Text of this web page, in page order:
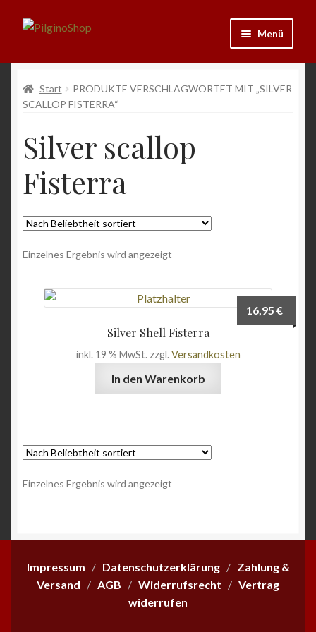
Zur
springen
Zum
springen
Menü
Ausrüstung
Kleidung
Bücher
Schmuck
Andenken
Wein & Öl
Start
PRODUKTE VERSCHLAGWORTET MIT „SILVER
SCALLOP FISTERRA“
Silver scallop
Fisterra
Einzelnes Ergebnis wird angezeigt
Silver Shell Fisterra
16,95€
inkl. 19 % MwSt. zzgl.Versandkosten
In den Warenkorb
Einzelnes Ergebnis wird angezeigt
Impressum / Datenschutzerklärung/ Zahlung &
Versand / AGB / Widerrufsrecht / Vertrag
widerrufen